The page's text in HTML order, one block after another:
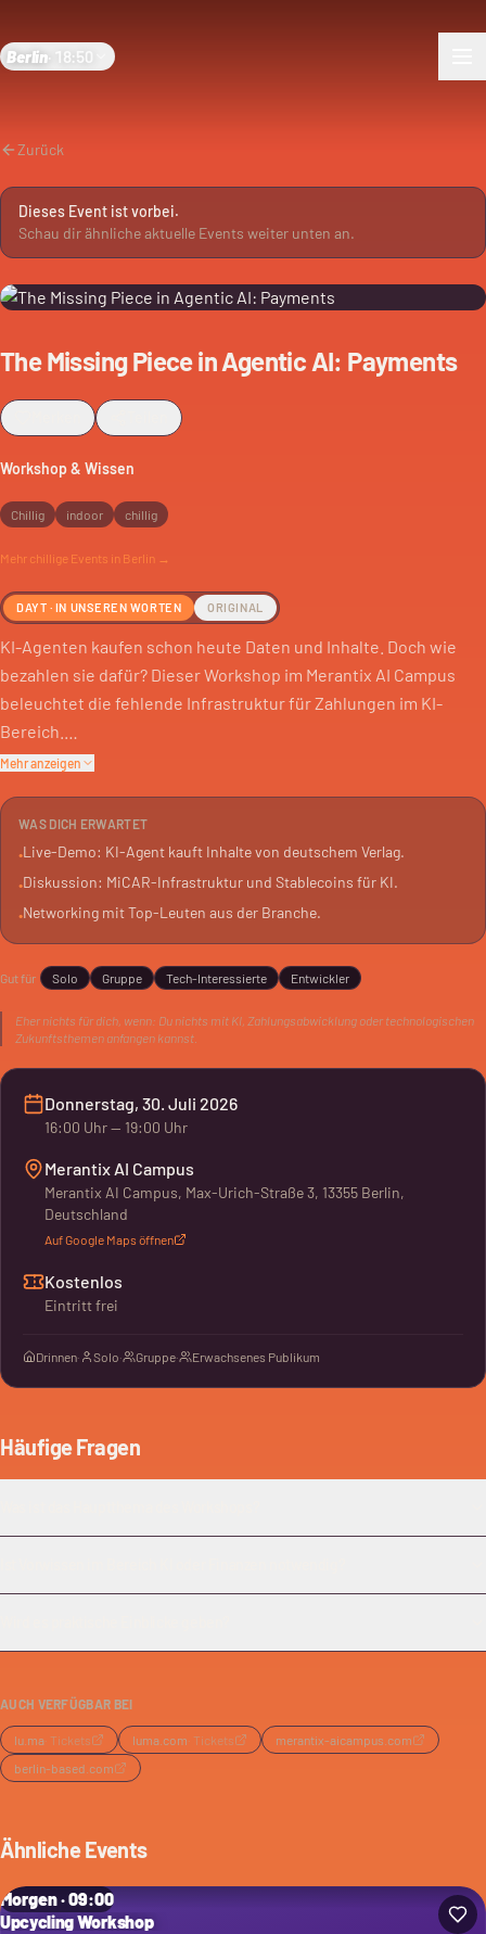
Berlin 18:50
Zurück
Dieses Event ist vorbei.
Schau dir ähnliche aktuelle Events weiter unten an.
The Missing Piece in Agentic AI: Payments
Workshop & Wissen
Chillig indoor chillig
Mehr chillige Events in Berlin →
DAYT · IN UNSEREN WORTEN ORIGINAL
KI-Agenten kaufen schon heute Daten und Inhalte. Doch wie
bezahlen sie dafür? Dieser Workshop im Merantix AI Campus
beleuchtet die fehlende Infrastruktur für Zahlungen im KI-
Bereich.
und wie die Anbieter von Inhalten dafür entlohnt werden.
Europa hat hier gute Voraussetzungen, von Regulierungen bis
zu Talenten.
Der Workshop zeigt, wie diese Puzzleteile zusammenpassen. Es
Stablecoins die nächste Welle der KI antreiben können. Ein
Blick in die Zukunft der KI-Ökonomie.
Mehr anzeigen
WAS DICH ERWARTET
•Live-Demo: KI-Agent kauft Inhalte von deutschem Verlag.
•Diskussion: MiCAR-Infrastruktur und Stablecoins für KI.
•Networking mit Top-Leuten aus der Branche.
Gut für Solo Gruppe Tech-Interessierte Entwickler
Eher nichts für dich, wenn: Du nichts mit KI, Zahlungsabwicklung oder technologischen
Zukunftsthemen anfangen kannst.
Donnerstag, 30. Juli 2026
16:00 Uhr— 19:00 Uhr
Merantix AI Campus
Merantix AI Campus, Max-Urich-Straße 3, 13355 Berlin,
Deutschland
Auf Google Maps öffnen
Kostenlos
Eintritt frei
Drinnen· Solo· Gruppe· Erwachsenes Publikum
Häufige Fragen
AUCH VERFÜGBAR BEI
lu.ma· Tickets luma.com· Tickets
merantix-aicampus.com
berlin-based.com
Ähnliche Events
Morgen · 09:00
Upcycling Workshop